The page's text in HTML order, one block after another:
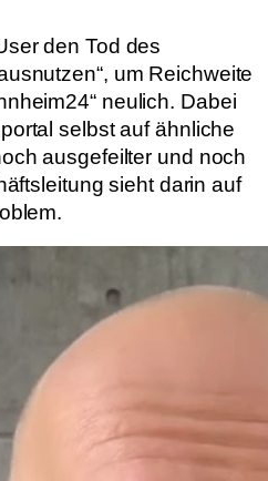
den Tod des
um Reichweite
neulich. Dabei
selbst auf ähnliche
ausgefeilter und noch
sieht darin auf